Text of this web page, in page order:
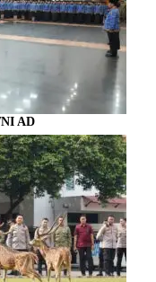
AD